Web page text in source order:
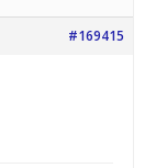
#169415